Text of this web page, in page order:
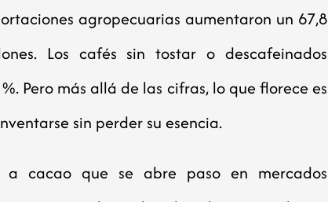
agropecuarias aumentaron un 67,8
Los cafés sin tostar o descafeinados
Pero más allá de las cifras, lo que florece es
sin perder su esencia.
cacao que se abre paso en mercados